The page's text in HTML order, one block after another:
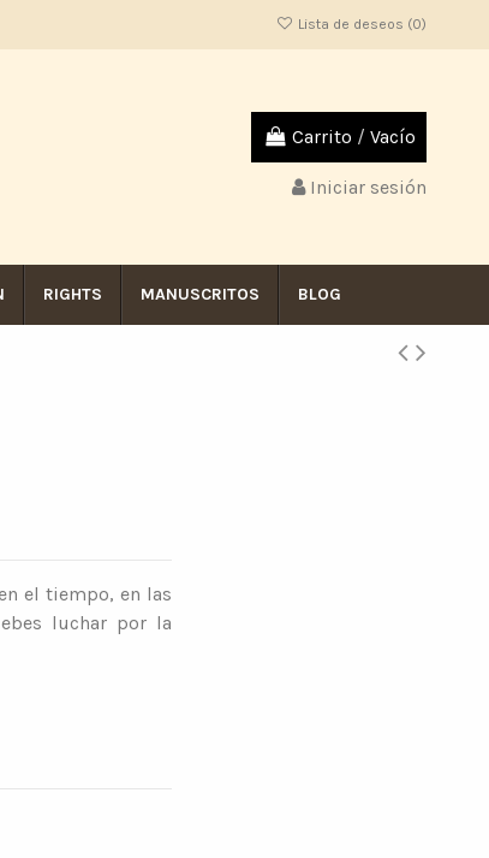
Lista de deseos (0)
Carrito / Vacío
Iniciar sesión
RIGHTS MANUSCRITOS BLOG
el tiempo, en las
luchar por la